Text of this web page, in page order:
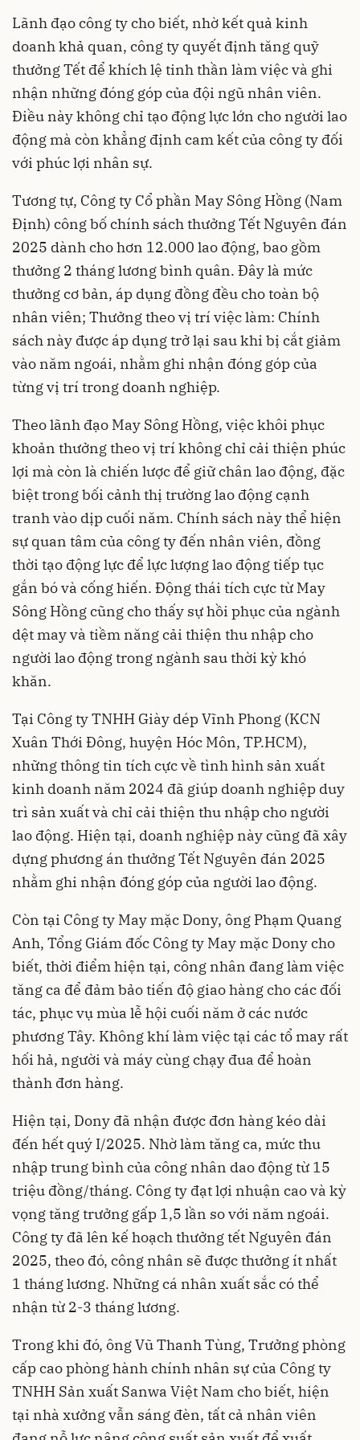
Lãnh đạo công ty cho biết, nhờ kết quả kinh
doanh khả quan, công ty quyết định tăng quỹ
thưởng Tết để khích lệ tinh thần làm việc và ghi
nhận những đóng góp của đội ngũ nhân viên.
Điều này không chỉ tạo động lực lớn cho người lao
động mà còn khẳng định cam kết của công ty đối
với phúc lợi nhân sự.
Tương tự, Công ty Cổ phần May Sông Hồng (Nam
Định) công bố chính sách thưởng Tết Nguyên đán
2025 dành cho hơn 12.000 lao động, bao gồm
thưởng 2 tháng lương bình quân. Đây là mức
thưởng cơ bản, áp dụng đồng đều cho toàn bộ
nhân viên; Thưởng theo vị trí việc làm: Chính
sách này được áp dụng trở lại sau khi bị cắt giảm
vào năm ngoái, nhằm ghi nhận đóng góp của
từng vị trí trong doanh nghiệp.
Theo lãnh đạo May Sông Hồng, việc khôi phục
khoản thưởng theo vị trí không chỉ cải thiện phúc
lợi mà còn là chiến lược để giữ chân lao động, đặc
biệt trong bối cảnh thị trường lao động cạnh
tranh vào dịp cuối năm. Chính sách này thể hiện
sự quan tâm của công ty đến nhân viên, đồng
thời tạo động lực để lực lượng lao động tiếp tục
gắn bó và cống hiến. Động thái tích cực từ May
Sông Hồng cũng cho thấy sự hồi phục của ngành
dệt may và tiềm năng cải thiện thu nhập cho
người lao động trong ngành sau thời kỳ khó
khăn.
Tại Công ty TNHH Giày dép Vĩnh Phong (KCN
Xuân Thới Đông, huyện Hóc Môn, TP.HCM),
những thông tin tích cực về tình hình sản xuất
kinh doanh năm 2024 đã giúp doanh nghiệp duy
trì sản xuất và chỉ cải thiện thu nhập cho người
lao động. Hiện tại, doanh nghiệp này cũng đã xây
dựng phương án thưởng Tết Nguyên đán 2025
nhằm ghi nhận đóng góp của người lao động.
Còn tại Công ty May mặc Dony, ông Phạm Quang
Anh, Tổng Giám đốc Công ty May mặc Dony cho
biết, thời điểm hiện tại, công nhân đang làm việc
tăng ca để đảm bảo tiến độ giao hàng cho các đối
tác, phục vụ mùa lễ hội cuối năm ở các nước
phương Tây. Không khí làm việc tại các tổ may rất
hối hả, người và máy cùng chạy đua để hoàn
thành đơn hàng.
Hiện tại, Dony đã nhận được đơn hàng kéo dài
đến hết quý I/2025. Nhờ làm tăng ca, mức thu
nhập trung bình của công nhân dao động từ 15
triệu đồng/tháng. Công ty đạt lợi nhuận cao và kỳ
vọng tăng trưởng gấp 1,5 lần so với năm ngoái.
Công ty đã lên kế hoạch thưởng tết Nguyên đán
2025, theo đó, công nhân sẽ được thưởng ít nhất
1 tháng lương. Những cá nhân xuất sắc có thể
nhận từ 2-3 tháng lương.
Trong khi đó, ông Vũ Thanh Tùng, Trưởng phòng
cấp cao phòng hành chính nhân sự của Công ty
TNHH Sản xuất Sanwa Việt Nam cho biết, hiện
tại nhà xưởng vẫn sáng đèn, tất cả nhân viên